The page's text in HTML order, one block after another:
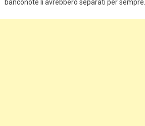
banconote li avrebbero separati per sempre…